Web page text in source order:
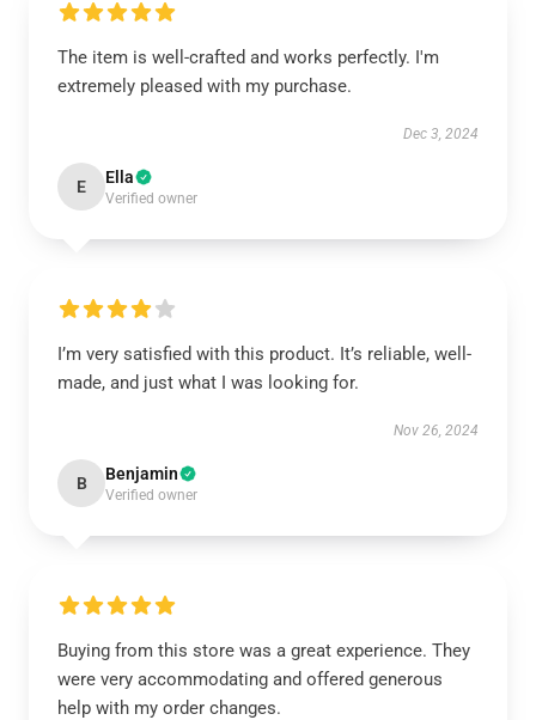
The item is well-crafted and works perfectly. I'm
extremely pleased with my purchase.
Dec 3, 2024
E Ella
Verified owner
I’m very satisfied with this product. It’s reliable, well-
made, and just what I was looking for.
Nov 26, 2024
B Benjamin
Verified owner
Buying from this store was a great experience. They
were very accommodating and offered generous
help with my order changes.